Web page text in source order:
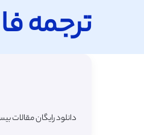
ترجمه فا
دانلود رایگان مقالات